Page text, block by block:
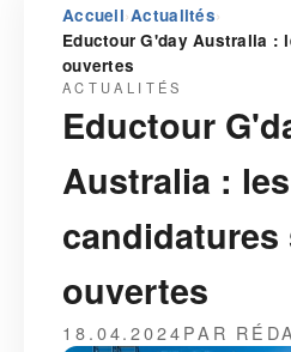
Accueil›Actualités›
Eductour G'day Australia :
ouvertes
ACTUALITÉS
Eductour
Australia : les
candidatures
ouvertes
18.04.2024PAR